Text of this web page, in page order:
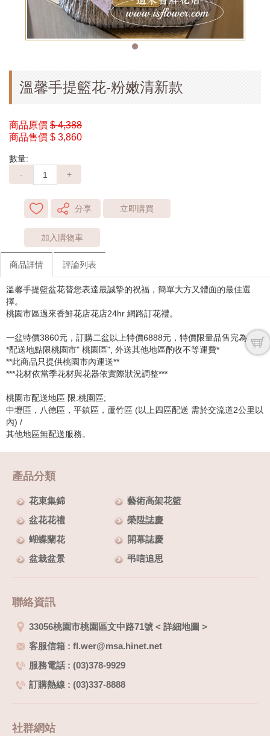
溫馨手提籃花-粉嫩清新款
商品原價 $ 4,388
商品售價 $ 3,860
數量:
-
+
分享 立即購買
加入購物車
商品詳情 評論列表
溫馨手提籃盆花替您表達最誠摯的祝福，簡單大方又體面的最佳選
擇。
桃園市區過來香鮮花店花店24hr 網路訂花禮。
一盆特價3860元，訂購二盆以上特價6888元，特價限量品售完為止~
*配送地點限桃園市" 桃園區", 外送其他地區酌收不等運費*
**此商品只提供桃園市內運送**
***花材依當季花材與花器依實際狀況調整***
桃園市配送地區 限:桃園區;
中壢區，八德區，平鎮區，蘆竹區 (以上四區配送 需於交流道2公里以
內) /
其他地區無配送服務。
產品分類
花束集錦
盆花花禮
蝴蝶蘭花
盆栽盆景
藝術高架花籃
榮陞誌慶
開幕誌慶
弔唁追思
聯絡資訊
33056桃園市桃園區文中路71號 < 詳細地圖 >
客服信箱 : fl.wer@msa.hinet.net
服務電話 : (03)378-9929
訂購熱線 : (03)337-8888
社群網站